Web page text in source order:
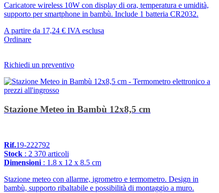
Caricatore wireless 10W con display di ora, temperatura e umidità,
supporto per smartphone in bambù. Include 1 batteria CR2032.
A partire da 17,24 € IVA esclusa
Ordinare
Richiedi un preventivo
Stazione Meteo in Bambù 12x8,5 cm
Rif.19-222792
Stock : 2 370 articoli
Dimensioni : 1.8 x 12 x 8.5 cm
Stazione meteo con allarme, igrometro e termometro. Design in
bambù, supporto ribaltabile e possibilità di montaggio a muro.